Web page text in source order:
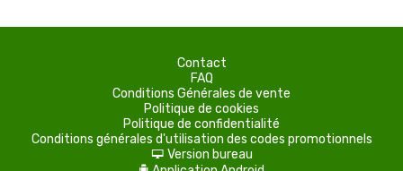
Contact
FAQ
Conditions Générales de vente
Politique de cookies
Politique de confidentialité
Conditions générales d'utilisation des codes promotionnels
d Version bureau